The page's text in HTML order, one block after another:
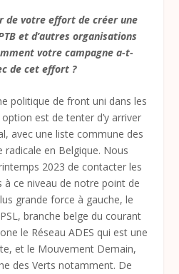
de votre effort de créer une
et d’autres organisations
votre campagne a-t-
de cet effort ?
politique de front uni dans les
est de tenter d’y arriver
avec une liste commune des
radicale en Belgique. Nous
2023 de contacter les
à ce niveau de notre point de
grande force à gauche, le
branche belge du courant
le Réseau ADES qui est une
et le Mouvement Demain,
des Verts notamment. De